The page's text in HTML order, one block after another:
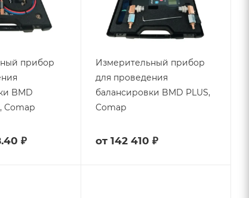
прибор
BMD
Comap
₽
Измерительный прибор
для проведения
балансировки BMD PLUS,
Comap
от 142 410 ₽